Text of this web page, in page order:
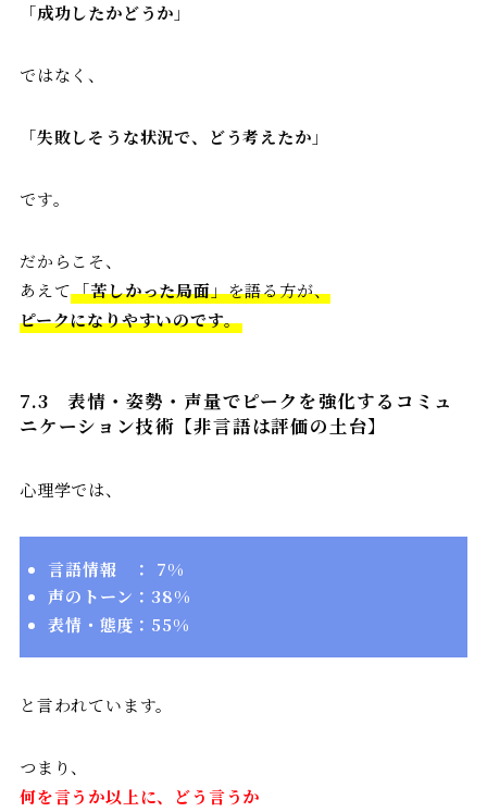
「成功したかどうか 」
ではなく、
「失敗しそうな状況で、どう考えたか 」
です。
だからこそ、
あえて「苦しかった局面」を語る方が、
ピークになりやすいのです。
7.3 表情・姿勢・声量でピークを強化するコミュ
ニケーション技術【非言語は評価の土台】
心理学では、
言語情報 ： 7%
声のトーン：38%
表情・態度：55%
と言われています。
つまり、
何を言うか以上に、どう言うか